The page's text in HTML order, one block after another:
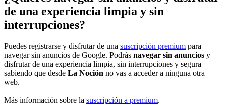
de una experiencia limpia y sin
interrupciones?
Puedes registrarse y disfrutar de una suscripción premium para
navegar sin anuncios de Google. Podrás navegar sin anuncios y
disfrutar de una experiencia limpia, sin interrupciones y segura
sabiendo que desde La Noción no vas a acceder a ninguna otra
web.
Más información sobre la suscripción a premium.